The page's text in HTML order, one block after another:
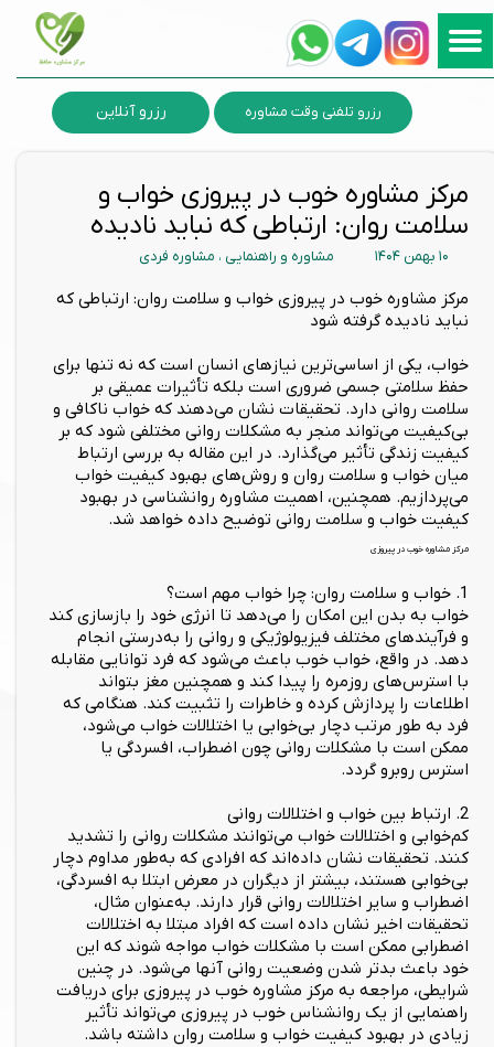
مرکز مشاوره خوب در پیروزی خواب و
سلامت روان: ارتباطی که نباید نادیده
۱۰ بهمن ۱۴۰۴ مشاوره و راهنمایی ، مشاوره فردی
مرکز مشاوره خوب در پیروزی خواب و سلامت روان: ارتباطی که
نباید نادیده گرفته شود
خواب، یکی از اساسی‌ترین نیازهای انسان است که نه تنها برای
حفظ سلامتی جسمی ضروری است بلکه تأثیرات عمیقی بر
سلامت روانی دارد. تحقیقات نشان می‌دهند که خواب ناکافی و
بی‌کیفیت می‌تواند منجر به مشکلات روانی مختلفی شود که بر
کیفیت زندگی تأثیر می‌گذارد. در این مقاله به بررسی ارتباط
میان خواب و سلامت روان و روش‌های بهبود کیفیت خواب
می‌پردازیم. همچنین، اهمیت مشاوره روانشناسی در بهبود
کیفیت خواب و سلامت روانی توضیح داده خواهد شد.
مرکز مشاوره خوب در پیروزی
1. خواب و سلامت روان: چرا خواب مهم است؟
خواب به بدن این امکان را می‌دهد تا انرژی خود را بازسازی کند
و فرآیندهای مختلف فیزیولوژیکی و روانی را به‌درستی انجام
دهد. در واقع، خواب خوب باعث می‌شود که فرد توانایی مقابله
با استرس‌های روزمره را پیدا کند و همچنین مغز بتواند
اطلاعات را پردازش کرده و خاطرات را تثبیت کند. هنگامی که
فرد به طور مرتب دچار بی‌خوابی یا اختلالات خواب می‌شود،
ممکن است با مشکلات روانی چون اضطراب، افسردگی یا
استرس روبرو گردد.
2. ارتباط بین خواب و اختلالات روانی
کم‌خوابی و اختلالات خواب می‌توانند مشکلات روانی را تشدید
کنند. تحقیقات نشان داده‌اند که افرادی که به‌طور مداوم دچار
بی‌خوابی هستند، بیشتر از دیگران در معرض ابتلا به افسردگی،
اضطراب و سایر اختلالات روانی قرار دارند. به‌عنوان مثال،
تحقیقات اخیر نشان داده است که افراد مبتلا به اختلالات
اضطرابی ممکن است با مشکلات خواب مواجه شوند که این
خود باعث بدتر شدن وضعیت روانی آنها می‌شود. در چنین
شرایطی، مراجعه به مرکز مشاوره خوب در پیروزی برای دریافت
راهنمایی از یک روانشناس خوب در پیروزی می‌تواند تأثیر
زیادی در بهبود کیفیت خواب و سلامت روان داشته باشد.
رزرو تلفنی وقت مشاوره رزرو آنلاین